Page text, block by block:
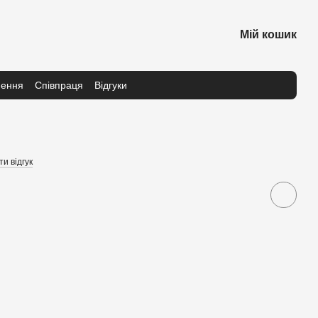
Мій кошик
Співпраця Відгуки
відгук